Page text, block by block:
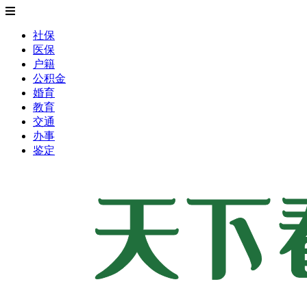
社保
医保
户籍
公积金
婚育
教育
交通
办事
鉴定